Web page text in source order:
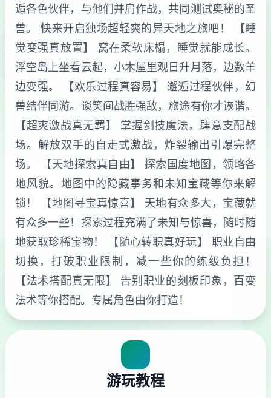
逅各色伙伴，与他们并肩作战，共同测试奥秘的圣
兽。 快来开启独场超轻爽的异天地之旅吧！ 【睡
觉变强真放置】 窝在柔软床榻，睡觉就能成长。
浮空岛上坐看云起，小木屋里观日升月落，边数羊
边变强。 【欢乐过程真容易】 邂逅过程伙伴，幻
兽结伴同游。谈笑间战胜强敌，旅途有你才诙谐。
【超爽激战真无羁】 掌握剑技魔法，肆意支配战
场。解放双手的自走式激战，炸裂输出引爆完整
场。 【天地探索真自由】 探索国度地图，领略各
地风貌。地图中的隐藏事务和未知宝藏等你来解
锁！ 【地图寻宝真惊喜】 天地有众多大，宝藏就
有众多一些！探索过程充满了未知与惊喜，随时随
地获取珍稀宝物！ 【随心转职真好玩】 职业自由
切换，打破职业限制，减一些你的练级负担！
【法术搭配真无限】 告别职业的刻板印象，百变
法术等你搭配。专属角色由你打造！
游玩教程